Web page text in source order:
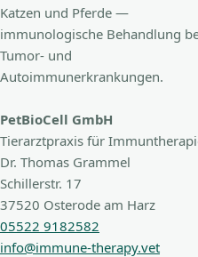
Katzen und Pferde —
immunologische Behandlung
Tumor- und
Autoimmunerkrankungen.
PetBioCell GmbH
Tierarztpraxis für
Dr. Thomas Grammel
Schillerstr. 17
37520 Osterode am Harz
05522 9182582
info@immune-therapy.vet